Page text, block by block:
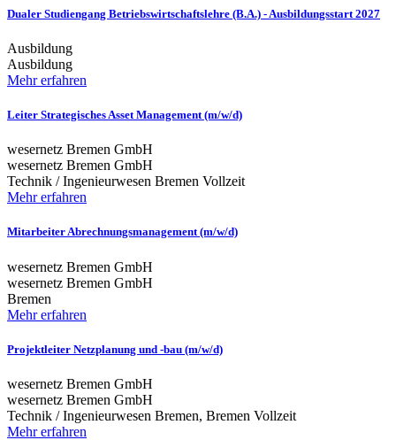
Dualer Studiengang Betriebswirtschaftslehre (B.A.) - Ausbildungsstart 2027
Ausbildung
Ausbildung
Mehr erfahren
Leiter Strategisches Asset Management (m/w/d)
wesernetz Bremen GmbH
wesernetz Bremen GmbH
Technik / Ingenieurwesen Bremen Vollzeit
Mehr erfahren
Mitarbeiter Abrechnungsmanagement (m/w/d)
wesernetz Bremen GmbH
wesernetz Bremen GmbH
Bremen
Mehr erfahren
Projektleiter Netzplanung und -bau (m/w/d)
wesernetz Bremen GmbH
wesernetz Bremen GmbH
Technik / Ingenieurwesen Bremen, Bremen Vollzeit
Mehr erfahren